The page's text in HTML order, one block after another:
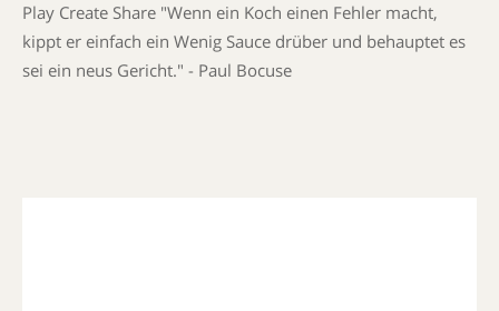
Play Create Share "Wenn ein Koch einen Fehler macht,
kippt er einfach ein Wenig Sauce drüber und behauptet es
sei ein neus Gericht." - Paul Bocuse